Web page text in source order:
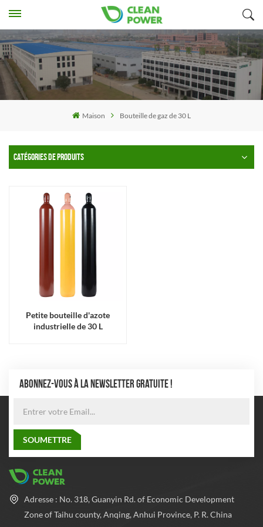
Maison Bouteille de gaz de 30 L
CATÉGORIES DE PRODUITS
Petite bouteille d'azote
industrielle de 30 L
ABONNEZ-VOUS À LA NEWSLETTER GRATUITE !
Adresse : No. 318, Guanyin Rd. of Economic Development
Zone of Taihu county, Anqing, Anhui Province, P. R. China